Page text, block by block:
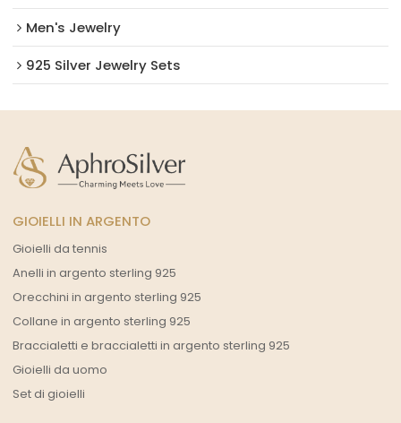
Men's Jewelry
925 Silver Jewelry Sets
GIOIELLI IN ARGENTO
Gioielli da tennis
Anelli in argento sterling 925
Orecchini in argento sterling 925
Collane in argento sterling 925
Braccialetti e braccialetti in argento sterling 925
Gioielli da uomo
Set di gioielli